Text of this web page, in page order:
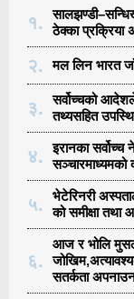
१.
ठेक्का प्रक्रिया
२. मल लिन भारत
३.
सर्वोच्चको
तथ्यसहित
४.
इरानका सर्वोच्च
सञ्चारमाध्यमको
५.
भेटेरिनरी
को समीक्षा तथा
६.
आज र भोलि
सतर्कता